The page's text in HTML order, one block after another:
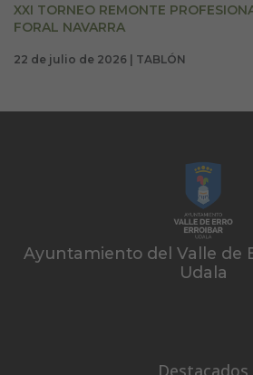
XXI TORNEO REMONTE
FORAL NAVARRA
22 de julio de 2026 | TABLÓN
Ayuntamiento del Valle de
Udala